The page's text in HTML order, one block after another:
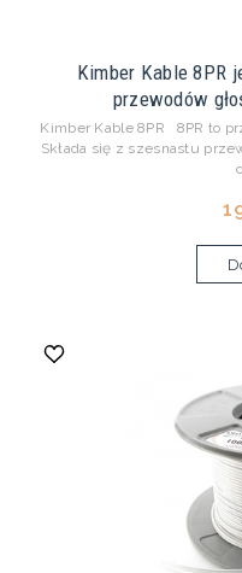
Kimber Kable 8PR
przewodów
Kimber Kable 8PR 8PR to
Składa się z szesnastu